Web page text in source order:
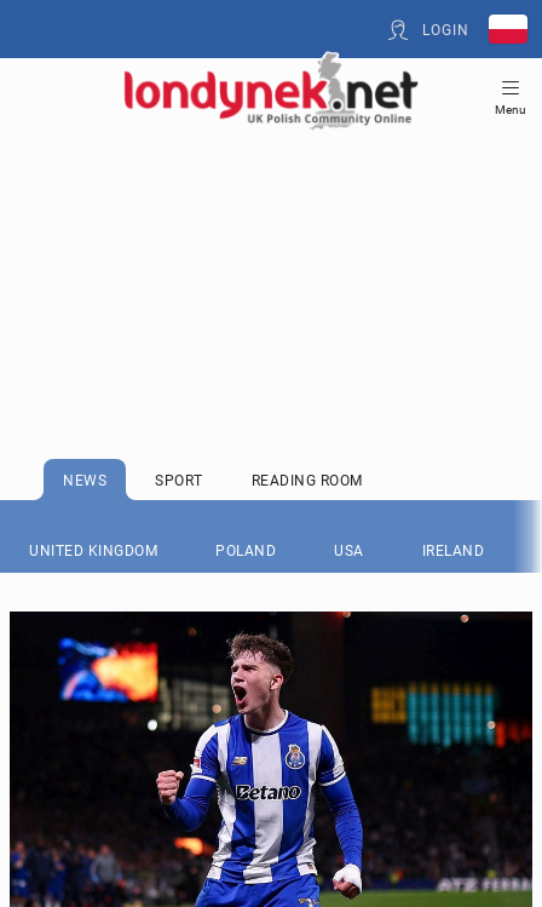
LOGIN
Menu
NEWS SPORT READING ROOM
UNITED KINGDOM POLAND USA IRELAND